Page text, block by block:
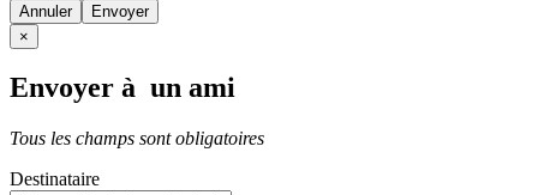
Annuler
×
Envoyer à un ami
Tous les champs sont obligatoires
Destinataire